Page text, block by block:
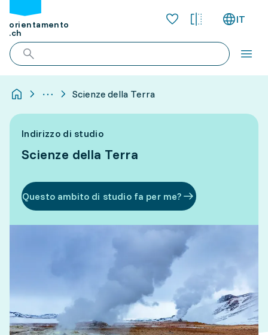
orientamento
.ch
IT
Scienze della Terra
Indirizzo di studio
Scienze della Terra
Questo ambito di studio fa per me?